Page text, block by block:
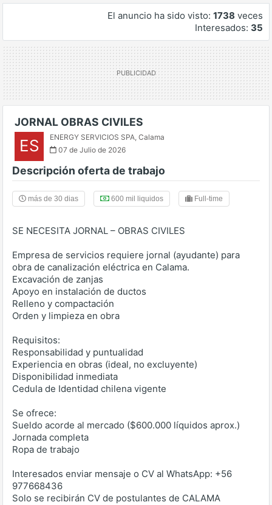
El anuncio ha sido visto: 1738 veces
Interesados: 35
JORNAL OBRAS CIVILES
ES ENERGY SERVICIOS SPA, Calama
07 de Julio de 2026
Descripción oferta de trabajo
más de 30 dias 600 mil liquidos Full-time
SE NECESITA JORNAL – OBRAS CIVILES
Empresa de servicios requiere jornal (ayudante) para
obra de canalización eléctrica en Calama.
Excavación de zanjas
Apoyo en instalación de ductos
Relleno y compactación
Orden y limpieza en obra
Requisitos:
Responsabilidad y puntualidad
Experiencia en obras (ideal, no excluyente)
Disponibilidad inmediata
Cedula de Identidad chilena vigente
Se ofrece:
Sueldo acorde al mercado ($600.000 líquidos aprox.)
Jornada completa
Ropa de trabajo
Interesados enviar mensaje o CV al WhatsApp: +56
977668436
Solo se recibirán CV de postulantes de CALAMA